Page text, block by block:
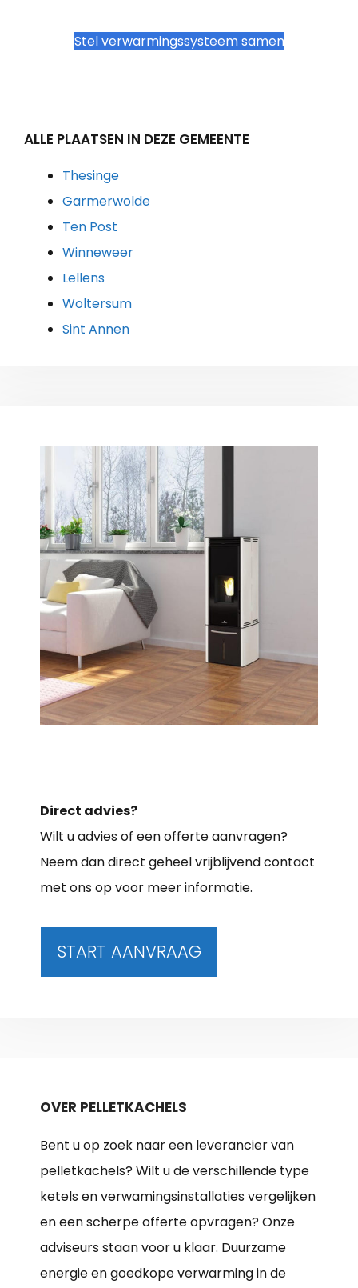
Stel verwarmingssysteem samen
ALLE PLAATSEN IN DEZE GEMEENTE
Thesinge
Garmerwolde
Ten Post
Winneweer
Lellens
Woltersum
Sint Annen
Direct advies?
Wilt u advies of een offerte aanvragen?
Neem dan direct geheel vrijblijvend contact
met ons op voor meer informatie.
START AANVRAAG
OVER PELLETKACHELS
Bent u op zoek naar een leverancier van
pelletkachels? Wilt u de verschillende type
ketels en verwamingsinstallaties vergelijken
en een scherpe offerte opvragen? Onze
adviseurs staan voor u klaar. Duurzame
energie en goedkope verwarming in de